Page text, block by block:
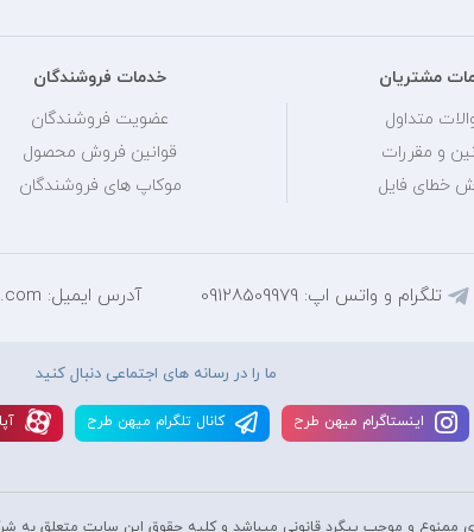
مشتریان
متداول
و مقررات
خطای فایل
خدمات فروشندگان
عضویت فروشندگان
قوانین فروش محصول
موکاپ های فروشندگان
تلگرام و واتس اپ: 09128509979 آدرس ایمیل: mihantarh@yahoo.com
ما را در رسانه های اجتماعی دنبال کنید
اينستاگرام ميهن طرح کانال تلگرام ميهن طرح
ممنوع و موجب پیگرد قانونی میباشد و کليه حقوق اين سايت متعلق به